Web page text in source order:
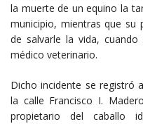
la muerte de un equino la
municipio, mientras que
de salvarle la vida,
médico veterinario.
Dicho incidente se registró
la calle Francisco I.
propietario del caballo